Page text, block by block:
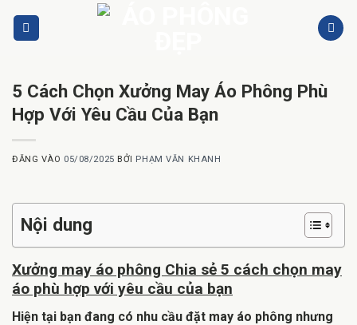
5 Cách Chọn Xưởng May Áo Phông Phù
Hợp Với Yêu Cầu Của Bạn
ĐĂNG VÀO 05/08/2025 BỞI PHẠM VĂN KHANH
Nội dung
Xưởng may áo phông Chia sẻ 5 cách chọn may
áo phù hợp với yêu cầu của bạn
Hiện tại bạn đang có nhu cầu đặt may áo phông nhưng